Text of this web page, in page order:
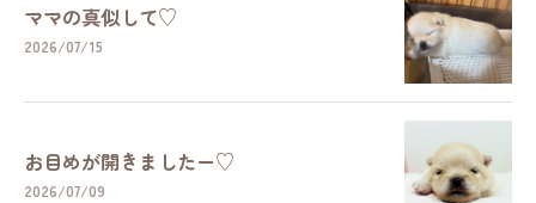
ママの真似して♡
2026/07/15
お目めが開きましたー♡
2026/07/09